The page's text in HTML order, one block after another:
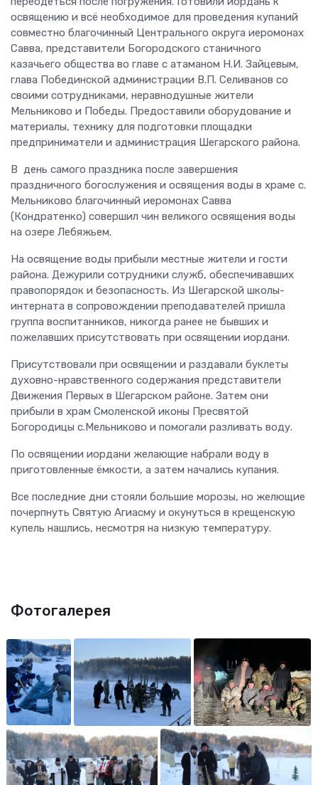
освящению и всё необходимое для проведения купаний
совместно благочинный Центрального округа иеромонах
Савва, представители Богородского станичного
казачьего общества во главе с атаманом Н.И. Зайцевым,
глава Побединской администрации В.П. Селиванов со
своими сотрудниками, неравнодушные жители
Мельниково и Победы. Предоставили оборудование и
материалы, технику для подготовки площадки
предприниматели и администрация Шегарского района.
В день самого праздника после завершения
праздничного богослужения и освящения воды в храме с.
Мельниково благочинный иеромонах Савва
(Кондратенко) совершил чин великого освящения воды
на озере Лебяжьем.
На освящение воды прибыли местные жители и гости
района. Дежурили сотрудники служб, обеспечивавших
правопорядок и безопасность. Из Шегарской школы-
интерната в сопровождении преподавателей пришла
группа воспитанников, никогда ранее не бывших и
пожелавших присутствовать при освящении иордани.
Присутствовали при освящении и раздавали буклеты
духовно-нравственного содержания представители
Движения Первых в Шегарском районе. Затем они
прибыли в храм Смоленской иконы Пресвятой
Богородицы с.Мельниково и помогали разливать воду.
По освящении иордани желающие набрали воду в
приготовленные ёмкости, а затем начались купания.
Все последние дни стояли большие морозы, но желющие
почерпнуть Святую Агиасму и окунуться в крещенскую
купель нашлись, несмотря на низкую температуру.
Фотогалерея